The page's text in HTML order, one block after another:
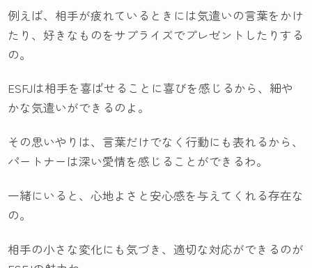
例えば、相手が疲れているときには気遣いの言葉をかけ
たり、好きなものをサプライズでプレゼントしたりする
の。
ESFJは相手を喜ばせることに喜びを感じるから、細や
かな気遣いができるのよ。
その思いやりは、言葉だけでなく行動にも表れるから、
パートナーは深い愛情を感じることができるわ。
一緒にいると、心地よさと安心感を与えてくれる存在な
の。
相手の小さな変化にも気づき、適切な対応ができるのが